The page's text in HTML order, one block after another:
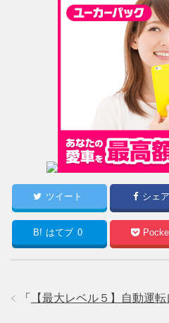
ツイート シェア
B! はてブ 0
「 【最大レベル５】自動運